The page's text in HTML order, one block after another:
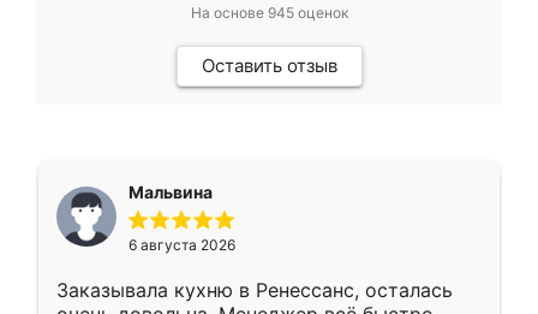
На основе 945оценок
Оставить отзыв
Мальвина
6 августа 2026
Заказывала кухню в Ренессанс, осталась